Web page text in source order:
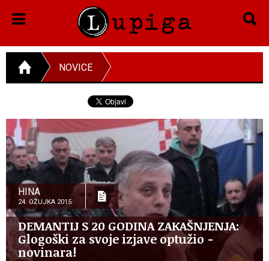
NOVICE
HINA
24. OŽUJKA 2015.
DEMANTIJ S 20 GODINA ZAKAŠNJENJA:
Glogoški za svoje izjave optužio -
novinara!